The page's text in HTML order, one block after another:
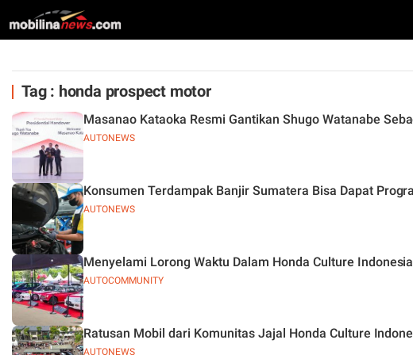
Tag : honda prospect motor
AUTONEWS
AUTONEWS
Konsumen Terdampak Banjir Sumatera Bisa Dapat
AUTOCOMMUNITY
Menyelami Lorong Waktu Dalam Honda Culture
AUTONEWS
Ratusan Mobil dari Komunitas Jajal Honda Culture